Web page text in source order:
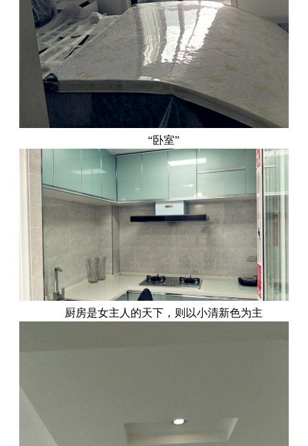
“卧室”
厨房是女主人的天下，则以小清新色为主